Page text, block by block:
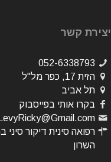
יצירת קשר
052-6338793
הזית 17, כפר מל"ל
תל אביב
בקרו אותי בפייסבוק
רפואה סינית דיקור סיני
השרון